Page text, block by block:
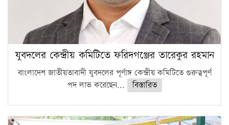
যুবদলের কেন্দ্রীয় কমিটিতে ফরিদগঞ্জের তারেকুর রহমান
বাংলাদেশ জাতীয়তাবাদী যুবদলের পূর্ণাঙ্গ কেন্দ্রীয় কমিটিতে গুরুত্বপূর্ণ
পদ লাভ করেছেন...
বিস্তারিত